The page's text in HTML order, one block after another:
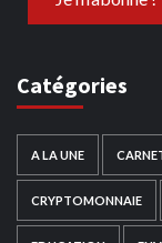
Catégories
A LA UNE
CRYPTOMONNAIE